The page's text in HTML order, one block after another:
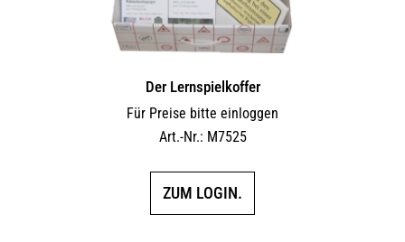
Der Lernspielkoffer
Für Preise bitte einloggen
Art.-Nr.: M7525
ZUM LOGIN.